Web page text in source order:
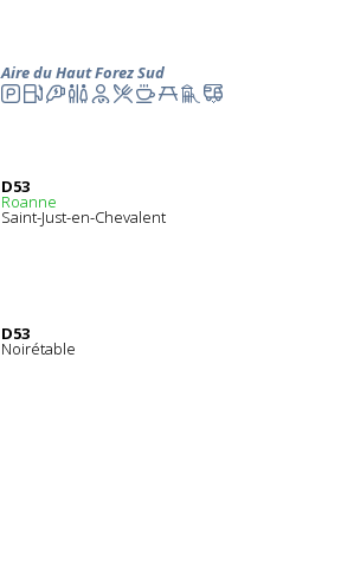
Aire du Haut Forez Sud
D53
Roanne
Saint-Just-en-Chevalent
D53
Noirétable